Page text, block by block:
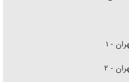
- ۱
- ۲